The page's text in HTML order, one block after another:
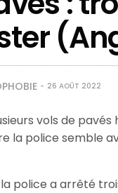
26 AOÛT 2022
vols de
la police semble
la police a arrêté